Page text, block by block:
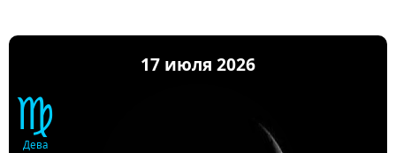
17 июля 2026
♍
Дева